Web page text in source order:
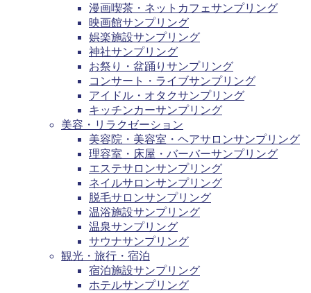
漫画喫茶・ネットカフェサンプリング
映画館サンプリング
娯楽施設サンプリング
神社サンプリング
お祭り・盆踊りサンプリング
コンサート・ライブサンプリング
アイドル・オタクサンプリング
キッチンカーサンプリング
美容・リラクゼーション
美容院・美容室・ヘアサロンサンプリング
理容室・床屋・バーバーサンプリング
エステサロンサンプリング
ネイルサロンサンプリング
脱毛サロンサンプリング
温浴施設サンプリング
温泉サンプリング
サウナサンプリング
観光・旅行・宿泊
宿泊施設サンプリング
ホテルサンプリング